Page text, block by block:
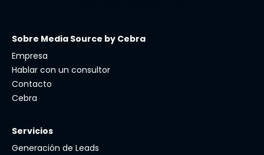
Sobre Media Source by Cebra
Empresa
Hablar con un consultor
Contacto
Cebra
Servicios
Generación de Leads